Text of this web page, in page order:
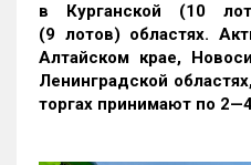
в Курганской (10
(9 лотов) областях.
Алтайском крае,
Ленинградской
торгах принимают по